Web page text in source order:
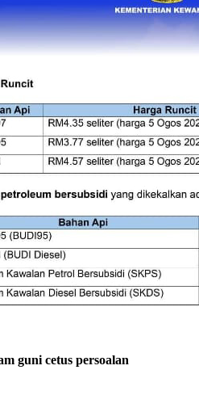
guni cetus persoalan